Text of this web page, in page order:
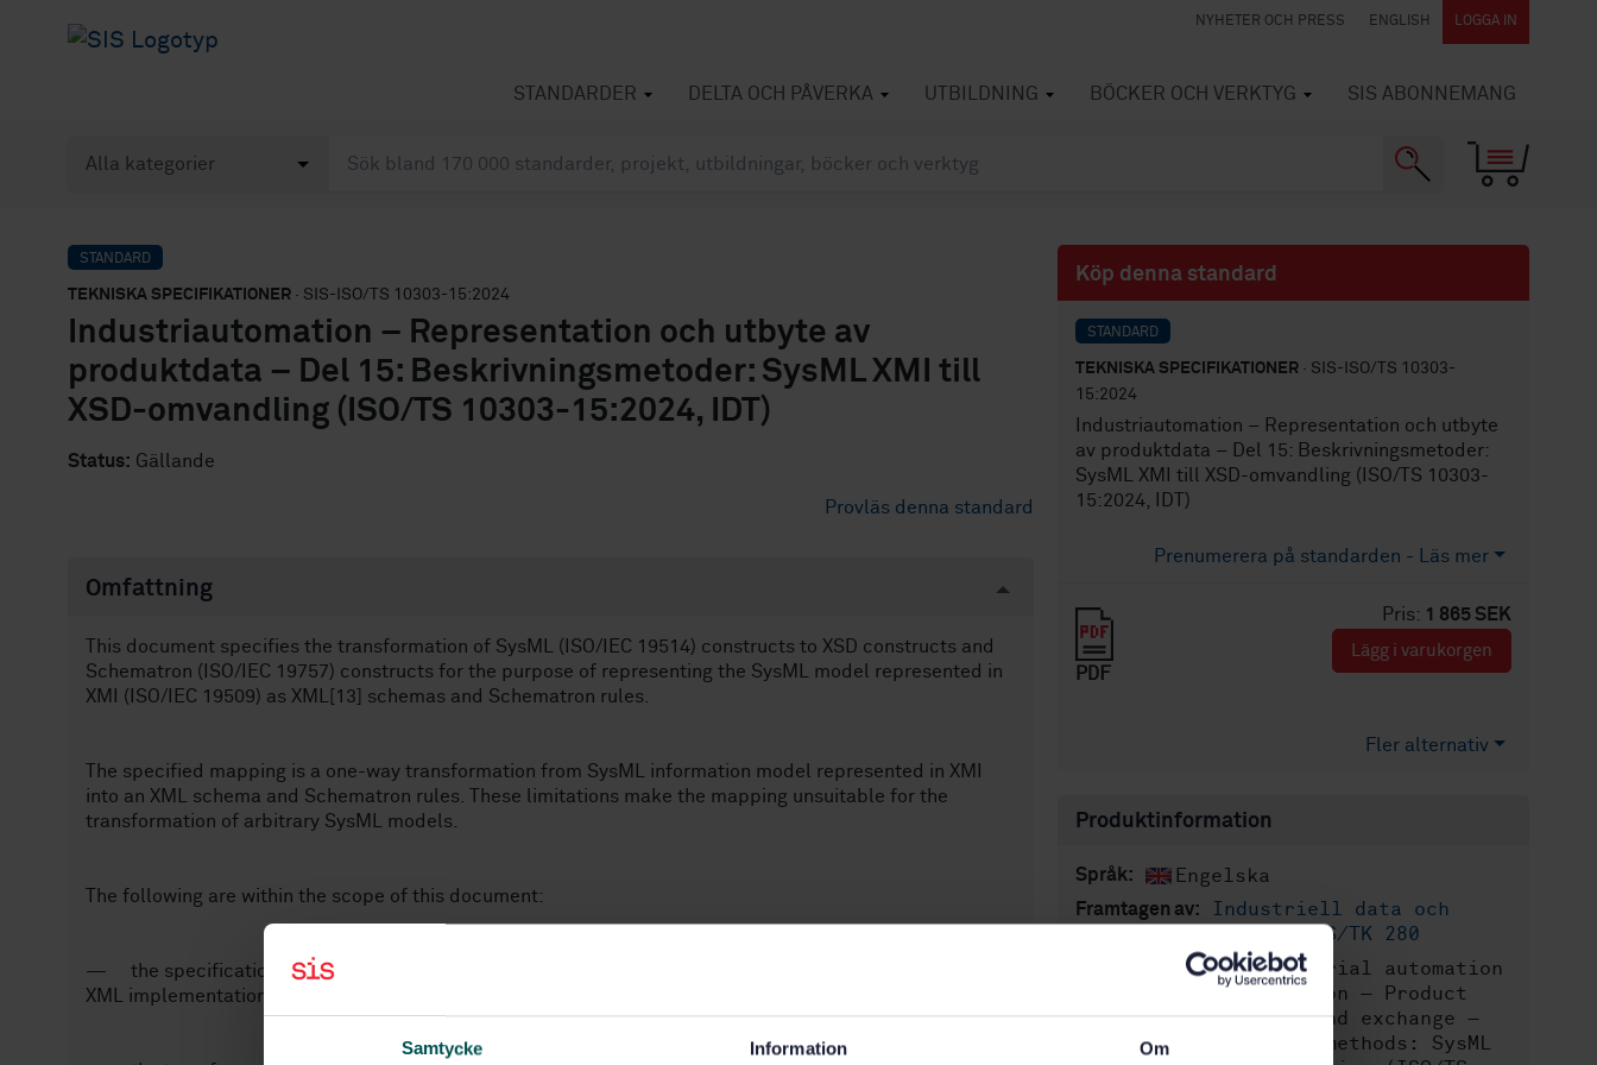
Samtycke Information Om
NYHETER OCH PRESS ENGLISH LOGGA IN
STANDARDER DELTA OCH PÅVERKA UTBILDNING BÖCKER OCH VERKTYG SIS ABONNEMANG
STANDARD
TEKNISKA SPECIFIKATIONER · SIS-ISO/TS 10303-15:2024
Industriautomation – Representation och utbyte av
produktdata – Del 15: Beskrivningsmetoder: SysML XMI till
XSD-omvandling (ISO/TS 10303-15:2024, IDT)
Status: Gällande
Provläs denna standard
Omfattning
This document specifies the transformation of SysML (ISO/IEC 19514) constructs to XSD constructs and
Schematron (ISO/IEC 19757) constructs for the purpose of representing the SysML model represented in
XMI (ISO/IEC 19509) as XML[13] schemas and Schematron rules.
The specified mapping is a one-way transformation from SysML information model represented in XMI
into an XML schema and Schematron rules. These limitations make the mapping unsuitable for the
transformation of arbitrary SysML models.
The following are within the scope of this document:
— the specification of the structure, components, and conventions of the XSD for the ISO 10303 series
XML implementation method;
Köp denna standard
STANDARD
TEKNISKA SPECIFIKATIONER · SIS-ISO/TS 10303-
15:2024
Industriautomation – Representation och utbyte
av produktdata – Del 15: Beskrivningsmetoder:
SysML XMI till XSD-omvandling (ISO/TS 10303-
15:2024, IDT)
Prenumerera på standarden - Läs mer
Pris: 1 865 SEK
PDF
Lägg i varukorgen
Fler alternativ
Produktinformation
Språk: Engelska
Framtagen av:
Industriell data och
interoperabilitet, SIS/TK 280
Internationell titel:Industrial automation
systems and integration — Product
data representation and exchange —
Part 15: Description methods: SysML